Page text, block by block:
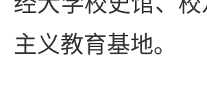
主义教育基地。